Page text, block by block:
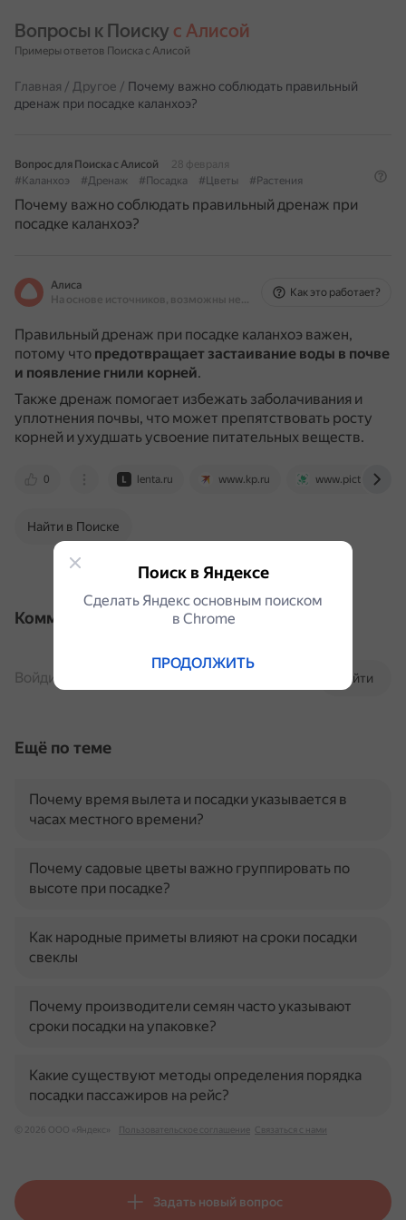
Вопросы к Поиску с Алисой
Примеры ответов Поиска с Алисой
Главная / Другое / Почему важно соблюдать правильный
дренаж при посадке каланхоэ?
Вопрос для Поиска с Алисой
28 февраля
#Каланхоэ
#Дренаж #Посадка #Цветы #Растения
Почему важно соблюдать правильный дренаж при
посадке каланхоэ?
Алиса
На основе источников, возможны неточности
Как это работает?
Правильный дренаж при посадке каланхоэ важен,
потому что предотвращает застаивание воды в почве
и появление гнили корней.
Также дренаж помогает избежать заболачивания и
уплотнения почвы, что может препятствовать росту
корней и ухудшать усвоение питательных веществ.
0 lenta.ru www.kp.ru
Найти в Поиске
Комментарии
Войти
Войдите, чтобы комментировать
Ещё по теме
Почему время вылета и посадки указывается в
часах местного времени?
Почему садовые цветы важно группировать по
высоте при посадке?
Как народные приметы влияют на сроки посадки
свеклы
Почему производители семян часто указывают
сроки посадки на упаковке?
Какие существуют методы определения порядка
посадки пассажиров на рейс?
© 2026 ООО «Яндекс» Пользовательское соглашение Связаться с нами
Задать новый вопрос
Поиск в Яндексе
Сделать Яндекс основным поиском
в Сhrome
ПРОДОЛЖИТЬ